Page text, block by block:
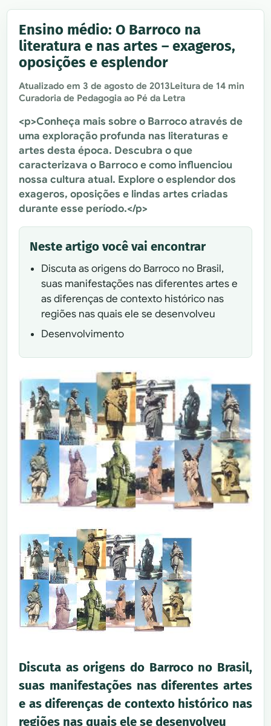
Ensino médio: O Barroco na
literatura e nas artes – exageros,
oposições e esplendor
Atualizado em3 de agosto de 2013Leitura de 14 min
Curadoria de Pedagogia ao Pé da Letra
<p>Conheça mais sobre o Barroco através de
uma exploração profunda nas literaturas e
artes desta época. Descubra o que
caracterizava o Barroco e como influenciou
nossa cultura atual. Explore o esplendor dos
exageros, oposições e lindas artes criadas
durante esse período.</p>
Neste artigo você vai encontrar
Discuta as origens do Barroco no Brasil,
suas manifestações nas diferentes artes e
as diferenças de contexto histórico nas
regiões nas quais ele se desenvolveu
Desenvolvimento
Discuta as origens do Barroco no Brasil,
suas manifestações nas diferentes artes
e as diferenças de contexto histórico nas
regiões nas quais ele se desenvolveu